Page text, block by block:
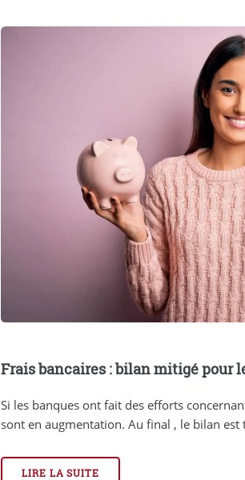
Frais bancaires : bilan mitigé pour
Si les banques ont fait des efforts
sont en augmentation. Au final , le bilan est
LIRE LA SUITE